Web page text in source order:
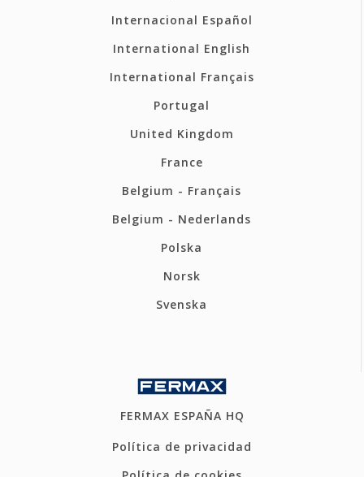
Internacional Español
International English
International Français
Portugal
United Kingdom
France
Belgium - Français
Belgium - Nederlands
Polska
Norsk
Svenska
FERMAX ESPAÑA HQ
Política de privacidad